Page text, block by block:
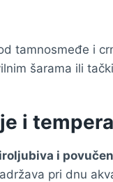
tamnosmeđe i
šarama ili
i
i
pri dnu